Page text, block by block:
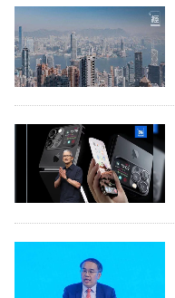
欄
訂
閱
區